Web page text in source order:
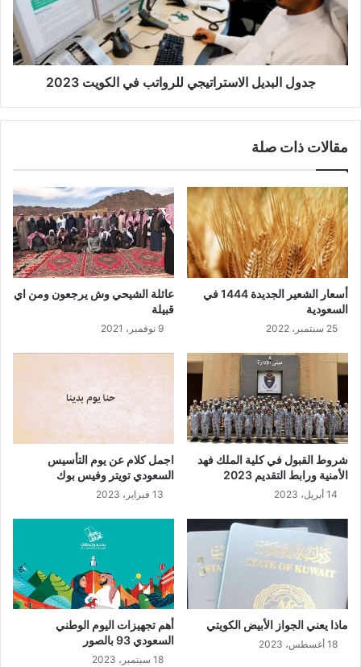
جدول البديل الاستراتيجي للرواتب في الكويت 2023
مقالات ذات صلة
أسعار الشعير الجديدة 1444 في
السعودية
25 سبتمبر، 2022
عائلة الشيحي وش يرجعون ومن اي
قبيلة
9 نوفمبر، 2021
شروط القبول في كلية الملك فهد
الأمنية ورابط التقديم 2023
14 أبريل، 2023
اجمل كلام عن يوم التأسيس
السعودي تويتر وفيس بوك
13 فبراير، 2023
ماذا يعني الجواز الأبيض الكويتي
18 أغسطس، 2023
أهم تجهيزات اليوم الوطني
السعودي 93 بالصور
18 سبتمبر، 2023